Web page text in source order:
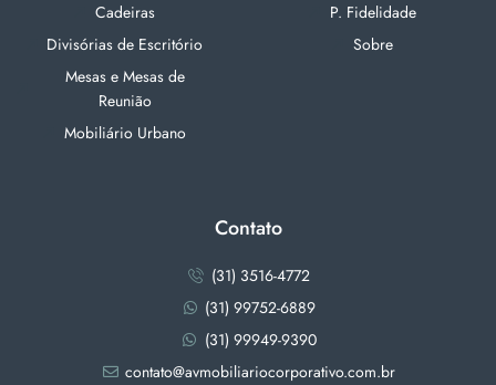
Cadeiras
Divisórias de Escritório
Mesas e Mesas de
Reunião
Mobiliário Urbano
P. Fidelidade
Sobre
Contato
(31) 3516-4772
(31) 99752-6889
(31) 99949-9390
contato@avmobiliariocorporativo.com.br